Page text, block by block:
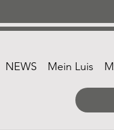
NEWS Mein Luis